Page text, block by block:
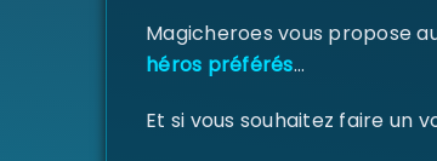
Magicheroes vous propose
héros préférés…
Et si vous souhaitez faire un